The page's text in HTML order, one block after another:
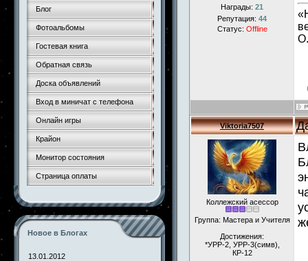
Блог
Фотоальбомы
Гостевая книга
Обратная связь
Доска объявлений
Вход в миничат с телефона
Онлайн игры
Крайон
Монитор состояния
Страница оплаты
Новое в Блогах
13.01.2012
Награды: 21
Репутация: 44
Статус: Offline
Viktoria7507
Коллежский асессор
Группа: Мастера и Учителя
Достижения:
*УРР-2, УРР-3(симв),
КР-12